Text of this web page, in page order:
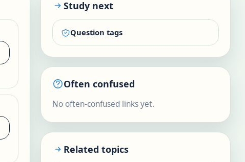
Study next
Question tags
Often confused
No often-confused links yet.
Related topics